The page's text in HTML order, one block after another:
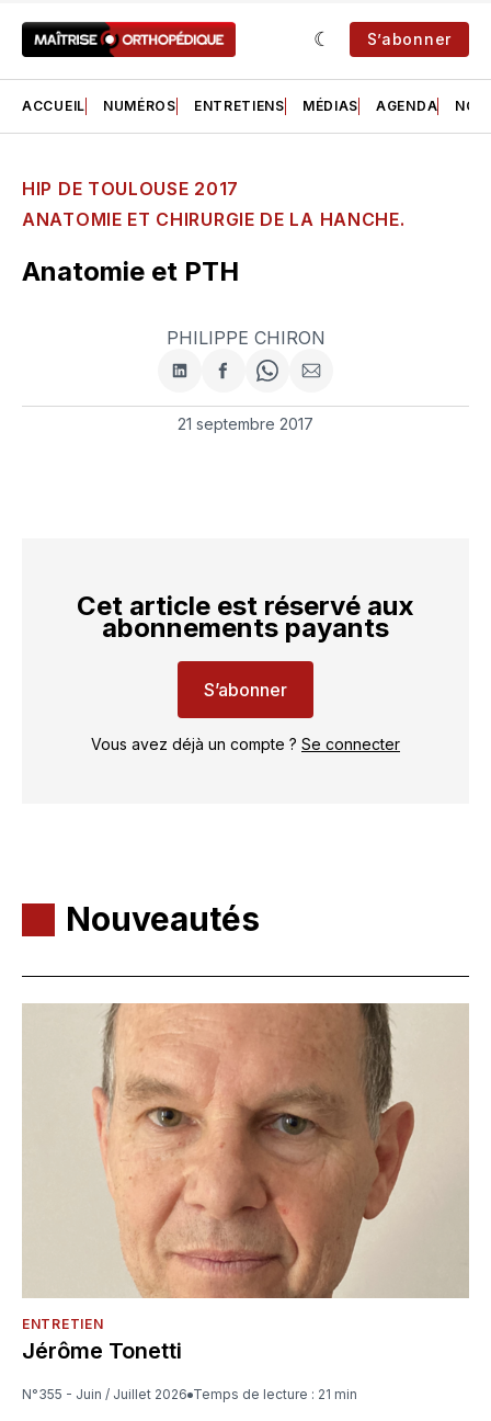
S’abonner
ACCUEIL NUMÉROS ENTRETIENS MÉDIAS AGENDA NOS
HIP DE TOULOUSE 2017
ANATOMIE ET CHIRURGIE DE LA HANCHE.
Anatomie et PTH
PHILIPPE CHIRON
Partager
sur
LinkedIn
Partager
sur
Facebook
Share
on
WhatsApp
Partager
par
courriel
21 septembre 2017
Cet article est réservé aux
abonnements payants
S’abonner
Vous avez déjà un compte ? Se connecter
Nouveautés
ENTRETIEN
Jérôme Tonetti
N°355 - Juin / Juillet 2026 Temps de lecture : 21 min